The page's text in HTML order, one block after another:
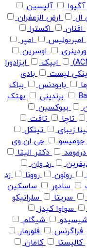
آگیوا
آلپسین
ال
ارض الزعفران
افنان
اکسترا
امبریولیس
امپر
اوسرین
ایپک
ایزادورا
لیست
بادی
بایودنس
بباک
برندینی
بهتک
بیوکسین
تاچا
تافت
زیبای
تینکل
جومیسو
جی ان وی
درمومد
دکتر الیتا
رد وان
رولون روونا
زد
سادور
ساسکین
سریتا
سلرانیکو
سواوا کیدز
شیگلم
فراگرنس
فلورمار
کالیستا
کامان